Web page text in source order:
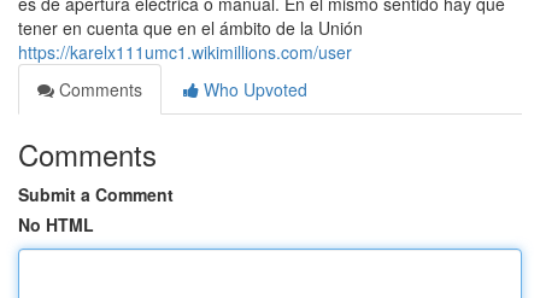
tener en cuenta que en el ámbito de la Unión
https://karelx111umc1.wikimillions.com/user
Comments
Who Upvoted
Comments
Submit a Comment
No HTML